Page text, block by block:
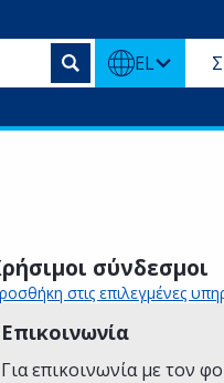
EL
σύνδεσμοι
στις επιλεγμένες
Επικοινωνία
Για επικοινωνία με τον